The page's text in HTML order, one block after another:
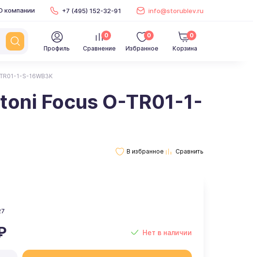
компании +7 (495) 152-32-91 info@storublev.ru
Профиль Сравнение
0
Избранное
0
Корзина
0
1-S-16WB3K
Focus O-TR01-1-
Нет в наличии